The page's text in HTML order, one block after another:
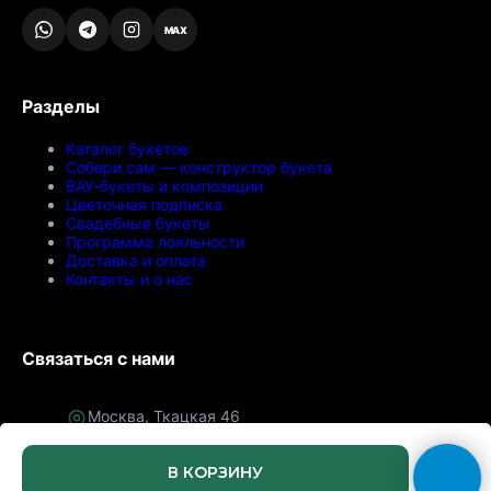
В КОРЗИНУ
MAX
Разделы
Каталог букетов
Собери сам — конструктор букета
ВАУ-букеты и композиции
Цветочная подписка
Свадебные букеты
Программа лояльности
Доставка и оплата
Контакты и о нас
Связаться с нами
Москва, Ткацкая 46
+7 (968) 788-77-76